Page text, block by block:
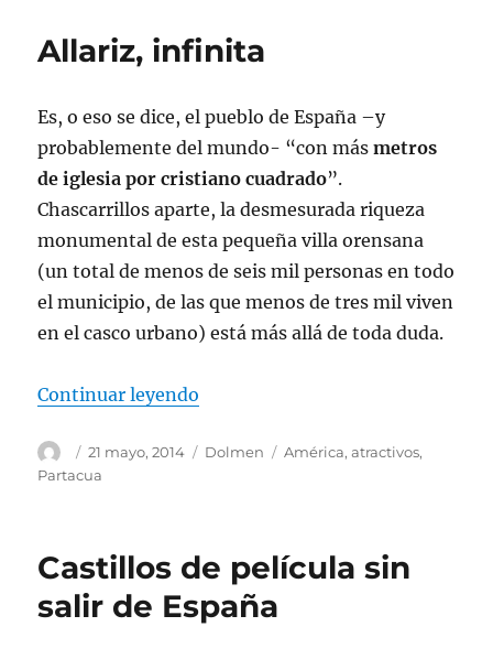
Allariz, infinita
Es, o eso se dice, el pueblo de España –y
probablemente del mundo- “con másmetros
de iglesia por cristiano cuadrado”.
Chascarrillos aparte, la desmesurada riqueza
monumental de esta pequeña villa orensana
(un total de menos de seis mil personas en todo
el municipio, de las que menos de tres mil viven
en el casco urbano) está más allá de toda duda.
Continuar leyendo
Autor
Publicado
el
21 mayo, 2014 Categorías
Dolmen Etiquetas
América,atractivos,
Partacua
Castillos de película sin
salir de España